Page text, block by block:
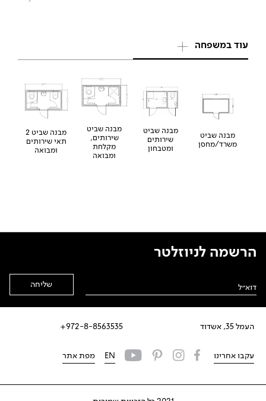
עוד במשפחה
מבנה שביט
משרד/מחסן
מבנה שביט
שירותים
ומטבחון
מבנה שביט
שירותים,
מקלחת
ומבואה
מבנה שביט 2
תאי שירותים
ומבואה
העמל 35, אשדוד 972-8-8563535+
הרשמה לניוזלטר
עקבו אחרינו EN מפת אתר